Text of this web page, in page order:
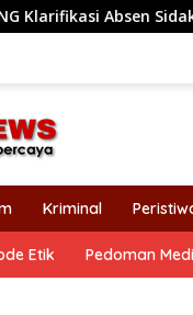
Absen Sidak
Kriminal
Etik Pedoman